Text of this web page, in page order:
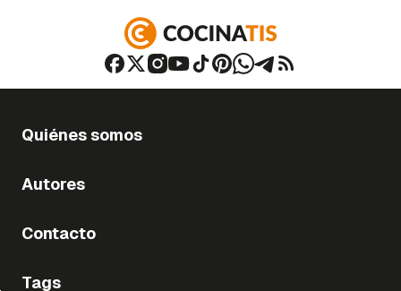
Quiénes somos
Autores
Contacto
Tags